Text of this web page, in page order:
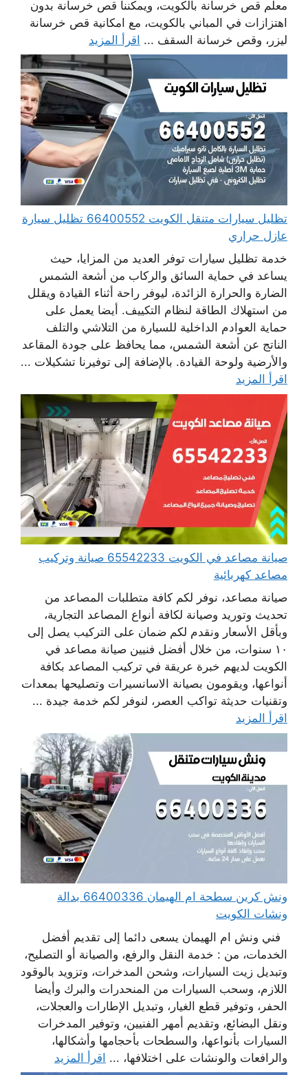
معلم قص خرسانة بالكويت، ويمكننا قص خرسانة بدون
اهتزازات في المباني بالكويت، مع امكانية قص خرسانة
ليزر، وقص خرسانة السقف ... اقرأ المزيد
تظليل سيارات متنقل الكويت 66400552 تظليل سيارة
عازل حراري
خدمة تظليل سيارات توفر العديد من المزايا، حيث
يساعد في حماية السائق والركاب من أشعة الشمس
الضارة والحرارة الزائدة، ليوفر راحة أثناء القيادة ويقلل
من استهلاك الطاقة لنظام التكييف. أيضا يعمل على
حماية العوادم الداخلية للسيارة من التلاشي والتلف
الناتج عن أشعة الشمس، مما يحافظ على جودة المقاعد
والأرضية ولوحة القيادة. بالإضافة إلى توفيرنا تشكيلات ...
اقرأ المزيد
صيانة مصاعد في الكويت 65542233 صيانة وتركيب
مصاعد كهربائية
صيانة مصاعد، نوفر لكم كافة متطلبات المصاعد من
تحديث وتوريد وصيانة لكافة أنواع المصاعد التجارية،
وبأقل الأسعار ونقدم لكم ضمان على التركيب يصل إلى
١٠ سنوات، من خلال أفضل فنيين صيانة مصاعد في
الكويت لديهم خبرة عريقة في تركيب المصاعد بكافة
أنواعها، ويقومون بصيانة الاسانسيرات وتصليحها بمعدات
وتقنيات حديثة تواكب العصر، لنوفر لكم خدمة جيدة ...
اقرأ المزيد
ونش كرين سطحة ام الهيمان 66400336 بدالة
ونشات الكويت
فني ونش ام الهيمان يسعى دائما إلى تقديم أفضل
الخدمات، من : خدمة النقل والرفع، والصيانة أو التصليح،
وتبديل زيت السيارات، وشحن المدخرات، وتزويد بالوقود
اللازم، وسحب السيارات من المنحدرات والبرك وأيضا
الحفر، وتوفير قطع الغيار، وتبديل الإطارات والعجلات،
ونقل البضائع، وتقديم أمهر الفنيين، وتوفير المدخرات
السيارات بأنواعها، والسطحات بأحجامها وأشكالها،
والرافعات والونشات على اختلافها، ... اقرأ المزيد